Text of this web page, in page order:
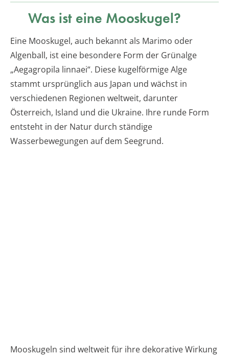
Was ist eine Mooskugel?
Eine Mooskugel, auch bekannt als Marimo oder
Algenball, ist eine besondere Form der Grünalge
„Aegagropila linnaei“. Diese kugelförmige Alge
stammt ursprünglich aus Japan und wächst in
verschiedenen Regionen weltweit, darunter
Österreich, Island und die Ukraine. Ihre runde Form
entsteht in der Natur durch ständige
Wasserbewegungen auf dem Seegrund.
Mooskugeln sind weltweit für ihre dekorative Wirkung